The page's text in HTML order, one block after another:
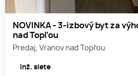
NOVINKA - 3-izbový byt za
nad Topľou
Predaj, Vranov nad Topľou
Inž. siete